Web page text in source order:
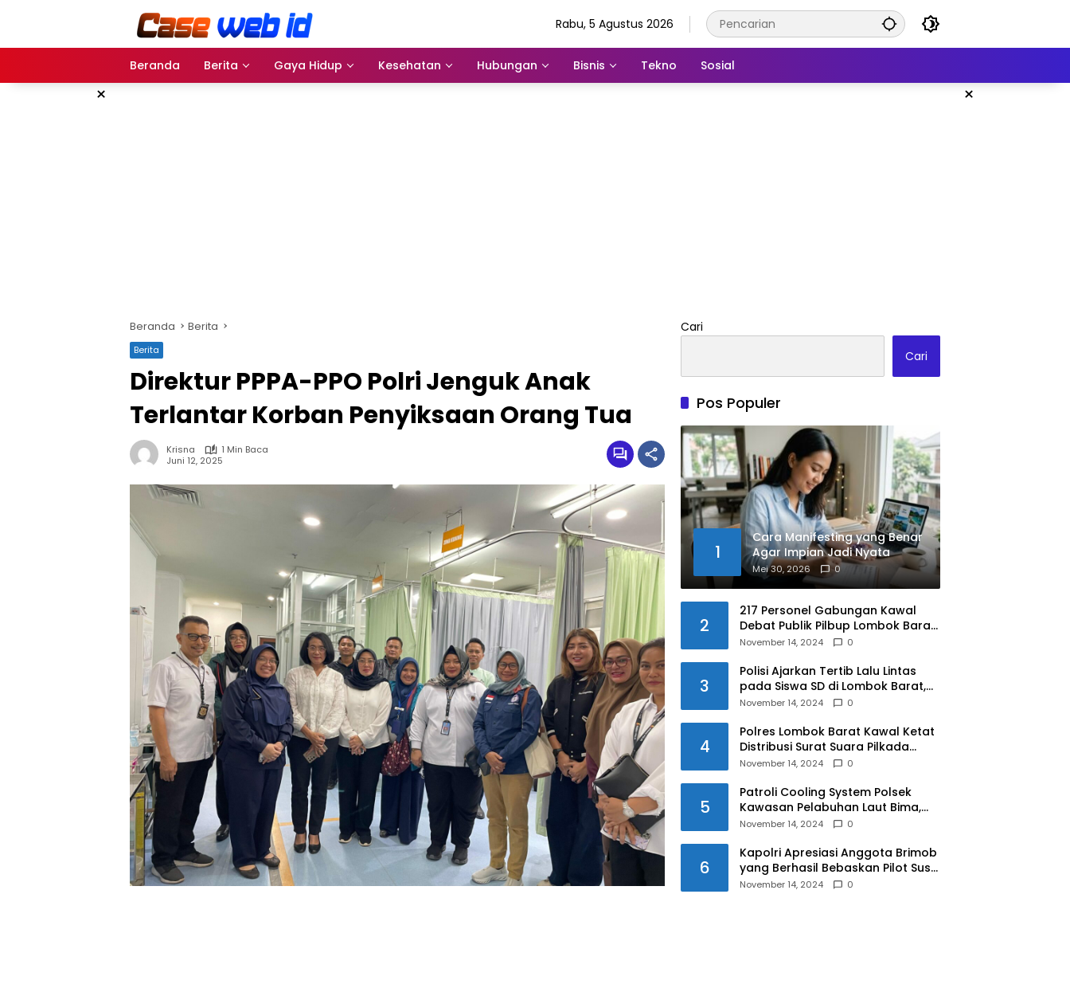
Rabu, 5 Agustus 2026
Beranda Berita Gaya Hidup Kesehatan Hubungan Bisnis Tekno Sosial
× ×
Beranda Berita
Berita
Direktur PPPA-PPO Polri Jenguk Anak
Terlantar Korban Penyiksaan Orang Tua
Krisna
1 Min Baca
Juni 12, 2025
Cari
Cari
Pos Populer
1
Cara Manifesting yang Benar
Agar Impian Jadi Nyata
Mei 30, 2026 0
2
217 Personel Gabungan Kawal
Debat Publik Pilbup Lombok Barat
2024
November 14, 2024 0
3
Polisi Ajarkan Tertib Lalu Lintas
pada Siswa SD di Lombok Barat,
Apa Saja Materinya?
November 14, 2024 0
4
Polres Lombok Barat Kawal Ketat
Distribusi Surat Suara Pilkada
2024
November 14, 2024 0
5
Patroli Cooling System Polsek
Kawasan Pelabuhan Laut Bima,
Ciptakan Pilkada Serentak 2024
November 14, 2024 0
6
Kapolri Apresiasi Anggota Brimob
yang Berhasil Bebaskan Pilot Susi
Air Korban Penyanderaan KKB
November 14, 2024 0